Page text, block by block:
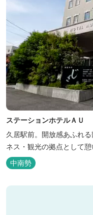
ステーションホテルＡＵ
久居駅前。開放感あふれ
ネス・観光の拠点として憩
中南勢